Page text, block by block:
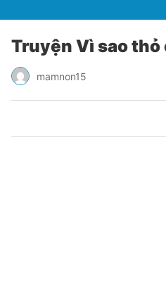
Truyện Vì sao thỏ
mamnon15